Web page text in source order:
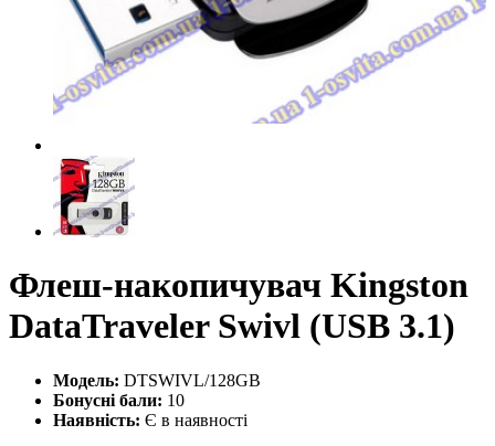
Флеш-накопичувач Kingston
DataTraveler Swivl (USB 3.1)
Модель: DTSWIVL/128GB
Бонусні бали: 10
Наявність: Є в наявності